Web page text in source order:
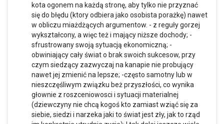
kota ogonem na każdą stronę, aby tylko nie przyznać
się do błędu (ktory odbiera jako osobista porażkę) nawet
w obliczu miażdżących argumentow. - z reguły gorzej
wykształcony, a więc też i mający niższe dochody; -
sfrustrowany swoją sytuacją ekonomiczną; -
obwiniający cały świat o brak swoich sukcesow, przy
czym siedzący zazwyczaj na kanapie nie probujący
nawet jej zmienić na lepsze; -często samotny lub w
nieszczęśliwym związku beż przyszłości, co wynika
głownie z roszceniowosci i sytuacji materialnej
(dziewczyny nie chcą kogoś kto zamiast wziąć się za
siebie, siedzi i narzeka jaki to świat jest zły, jak to rząd